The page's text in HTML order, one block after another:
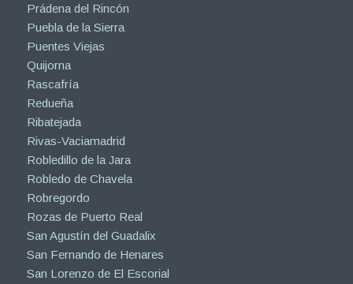
Prádena del Rincón
Puebla de la Sierra
Puentes Viejas
Quijorna
Rascafría
Redueña
Ribatejada
Rivas-Vaciamadrid
Robledillo de la Jara
Robledo de Chavela
Robregordo
Rozas de Puerto Real
San Agustín del Guadalix
San Fernando de Henares
San Lorenzo de El Escorial